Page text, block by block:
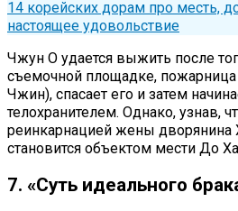
14 корейских дорам про месть,
настоящее удовольствие
Чжун О удается выжить после
съемочной площадке,
Чжин), спасает его и затем
телохранителем. Однако, узнав,
реинкарнацией жены дворянина
становится объектом мести До
7. «Суть идеального